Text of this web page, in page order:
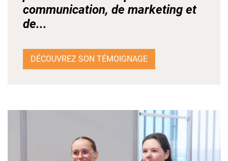
communication, de marketing et
de...
DÉCOUVREZ SON TÉMOIGNAGE